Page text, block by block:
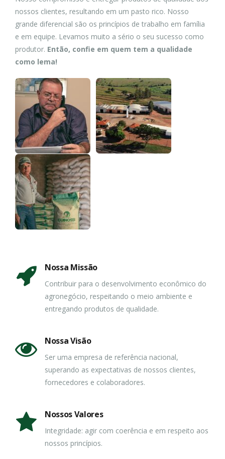
nossos clientes, resultando em um pasto rico. Nosso
grande diferencial são os princípios de trabalho em família
e em equipe. Levamos muito a sério o seu sucesso como
produtor. Então, confie em quem tem a qualidade
como lema!
Nossa Missão
Contribuir para o desenvolvimento econômico do
agronegócio, respeitando o meio ambiente e
entregando produtos de qualidade.
Nossa Visão
Ser uma empresa de referência nacional,
superando as expectativas de nossos clientes,
fornecedores e colaboradores.
Nossos Valores
Integridade: agir com coerência e em respeito aos
nossos princípios.